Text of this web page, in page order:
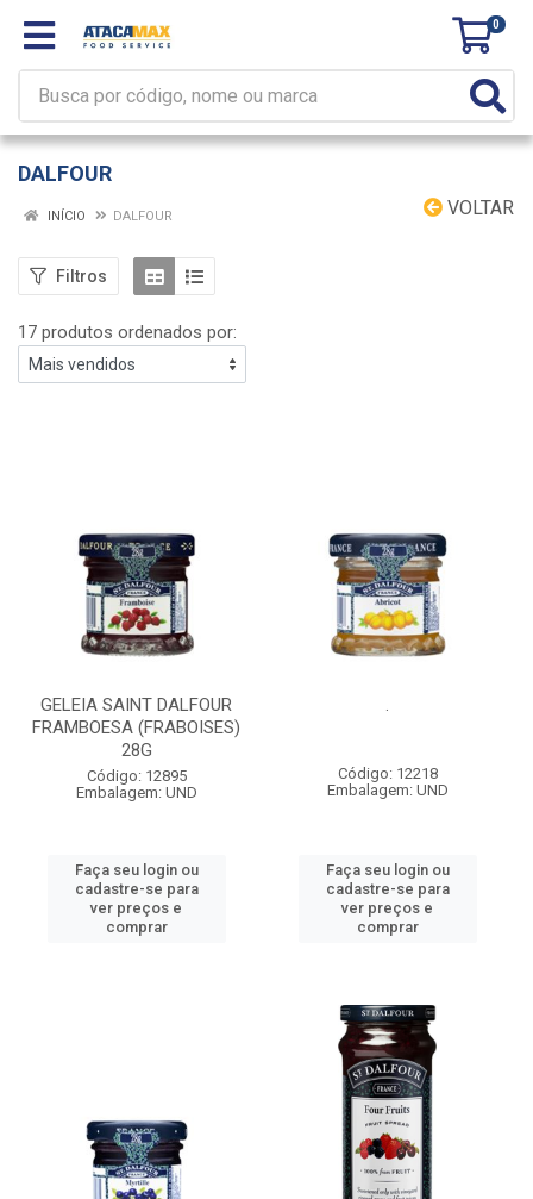
0
DALFOUR
VOLTAR
INÍCIO DALFOUR
Filtros
17 produtos ordenados por:
GELEIA SAINT DALFOUR
FRAMBOESA (FRABOISES)
28G
Código: 12895
Embalagem: UND
Faça seu login ou
cadastre-se para
ver preços e
comprar
.
Código: 12218
Embalagem: UND
Faça seu login ou
cadastre-se para
ver preços e
comprar